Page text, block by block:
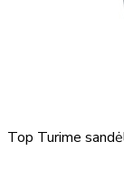
Top Turime